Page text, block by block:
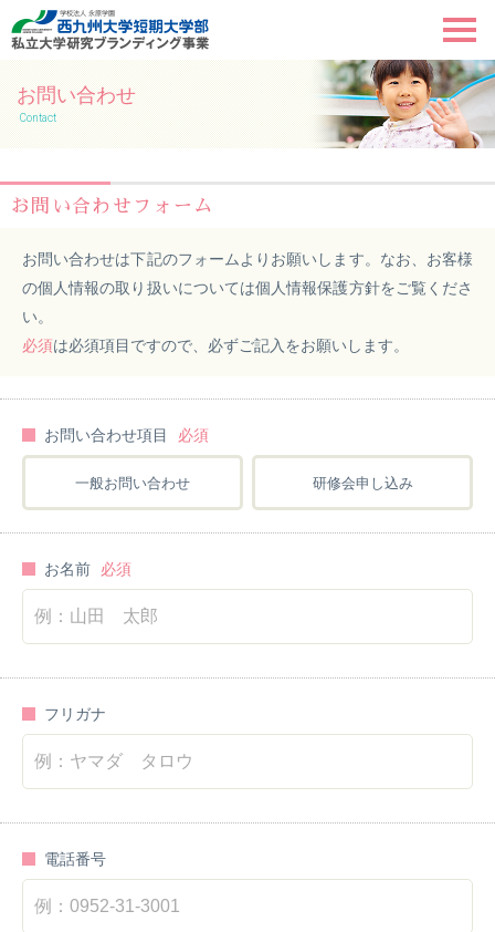
ホーム
発達障害児の二次障害予防プログラム
事業目標・計画
事業体制
目的から探す
お問い合わせ
個人情報保護方針
活動報告（事業報告）
関連リンク
二次障害予防プログラム
子ども学科ブログ
お問い合わせ
Contact
お問い合わせフォーム
お問い合わせは下記のフォームよりお願いします。 なお、お客様
の個人情報の取り扱いについては個人情報保護方針をご覧くださ
い。
必須は必須項目ですので、必ずご記入をお願いします。
お問い合わせ項目
一般お問い合わせ 研修会申し込み
お名前
フリガナ
電話番号